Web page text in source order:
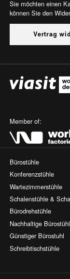
Sie möchten einen
können Sie den
Vertrag
Member of:
Bürostühle
Konferenzstühle
Wartezimmerstühle
Schalenstühle &
Bürodrehstühle
Nachhaltige
Günstiger Bürostuhl
Schreibtischstühle